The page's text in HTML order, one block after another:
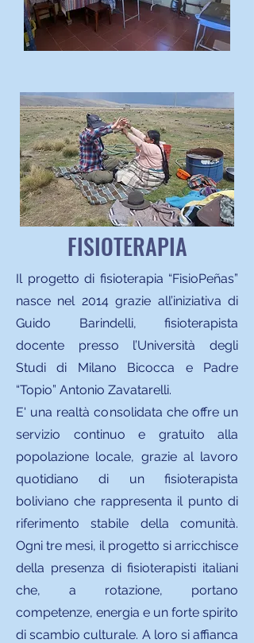
FISIOTERAPIA
Il progetto di fisioterapia “FisioPeñas”
nasce nel 2014 grazie all’iniziativa di
Guido Barindelli, fisioterapista
docente presso l’Università degli
Studi di Milano Bicocca e Padre
“Topio” Antonio Zavatarelli.
E' una realtà consolidata che offre un
servizio continuo e gratuito alla
popolazione locale, grazie al lavoro
quotidiano di un fisioterapista
boliviano che rappresenta il punto di
riferimento stabile della comunità.
Ogni tre mesi, il progetto si arricchisce
della presenza di fisioterapisti italiani
che, a rotazione, portano
competenze, energia e un forte spirito
di scambio culturale. A loro si affianca